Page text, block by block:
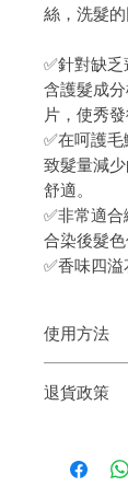
絲，洗髮
✅針對缺
含護髮成
片，使秀
✅在呵護
致髮量減
舒適。
✅非常適
合染後髮
✅香味四
使用方法
大限度地發
退貨政策
到我們的產